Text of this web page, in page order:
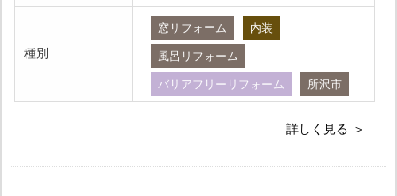
種別
窓リフォーム 内装
風呂リフォーム
バリアフリーリフォーム 所沢市
詳しく見る